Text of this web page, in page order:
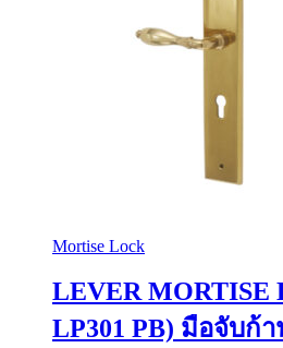
Mortise Lock
LEVER MORTISE
LP301 PB) มือจับก้